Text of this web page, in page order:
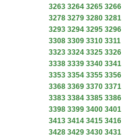
3263 3264 3265 3266
3278 3279 3280 3281
3293 3294 3295 3296
3308 3309 3310 3311
3323 3324 3325 3326
3338 3339 3340 3341
3353 3354 3355 3356
3368 3369 3370 3371
3383 3384 3385 3386
3398 3399 3400 3401
3413 3414 3415 3416
3428 3429 3430 3431